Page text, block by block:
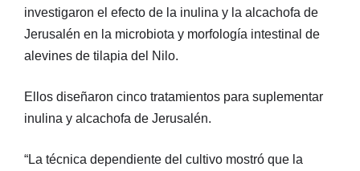
investigaron el efecto de la inulina y la alcachofa de
Jerusalén en la microbiota y morfología intestinal de
alevines de tilapia del Nilo.
Ellos diseñaron cinco tratamientos para suplementar
inulina y alcachofa de Jerusalén.
“La técnica dependiente del cultivo mostró que la